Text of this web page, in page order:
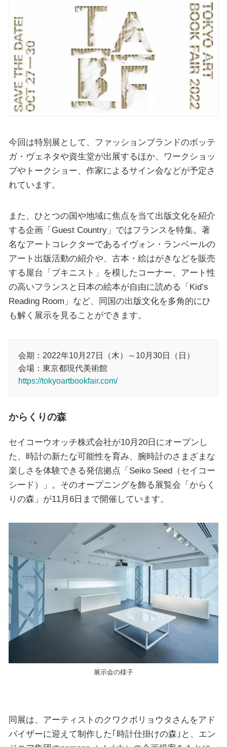
今回は特別展として、ファッションブランドのボッテ
ガ・ヴェネタや資⽣堂が出展するほか、ワークショッ
プやトークショー、作家によるサイン会などが予定さ
れています。
また、ひとつの国や地域に焦点を当て出版⽂化を紹介
する企画「Guest Country」ではフランスを特集。著
名なアートコレクターであるイヴォン・ランベールの
アート出版活動の紹介や、古本・絵はがきなどを販売
する屋台「ブキニスト」を模したコーナー、アート性
の高いフランスと日本の絵本が自由に読める「Kid’s
Reading Room」など、同国の出版⽂化を多⾓的にひ
も解く展⽰を見ることができます。
会期：2022年10月27日（木）～10月30日（日）
会場：東京都現代美術館
https://tokyoartbookfair.com/
からくりの森
セイコーウオッチ株式会社が10月20日にオープンし
た、時計の新たな可能性を育み、腕時計のさまざまな
楽しさを体験できる発信拠点「Seiko Seed（セイコー
シード）」。そのオープニングを飾る展覧会「からく
りの森」が11月6日まで開催しています。
展示会の様子
同展は、アーティストのクワクボリョウタさんをアド
バイザーに迎えて制作した｢時計仕掛けの森｣と、エン